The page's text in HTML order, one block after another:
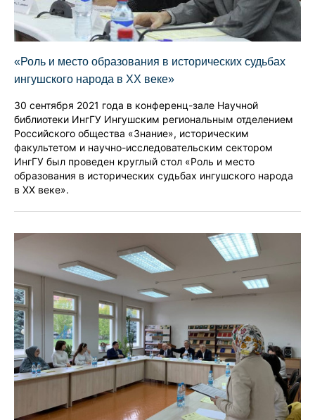
«Роль и место образования в исторических судьбах
ингушского народа в XX веке»
30 сентября 2021 года в конференц-зале Научной
библиотеки ИнгГУ Ингушским региональным отделением
Российского общества «Знание», историческим
факультетом и научно-исследовательским сектором
ИнгГУ был проведен круглый стол «Роль и место
образования в исторических судьбах ингушского народа
в XX веке».